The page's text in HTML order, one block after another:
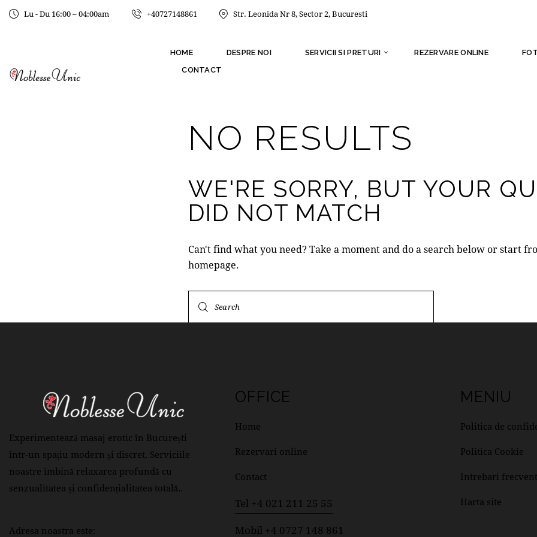
Lu - Du 16:00 – 04:00am +40727148861 Str. Leonida Nr 8, Sector 2, Bucuresti
HOME DESPRE NOI SERVICII SI PRETURI REZERVARE ONLINE
CONTACT
NO RESULTS
WE'RE SORRY, BUT YOUR
DID NOT MATCH
Can't find what you need? Take a moment and do a search below or start
homepage.
Experimentează masaj erotic în București
într-un spațiu modern și discret. Serviciile
noastre îmbină relaxarea profundă cu
senzualitatea și confidențialitatea totală..
Adresa noastra este:
OFFICE
Home
Rezervari online
Contact
Tel +4 021 211 25 55
Mobil +4 0727 148 861
MENIU
Politica de
Politica Cookie
Intrebari
Harta site